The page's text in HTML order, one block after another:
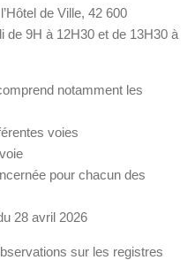
de Ville, 42 600
de 9H à 12H30 et de 13H30 à
notamment les
voies
pour chacun des
28 avril 2026
sur les registres